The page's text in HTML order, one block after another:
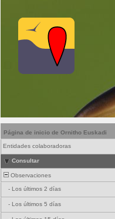
Página de inicio de Ornitho Euskadi
Entidades colaboradoras
Consultar
Observaciones
- Los últimos 2 días
- Los últimos 5 días